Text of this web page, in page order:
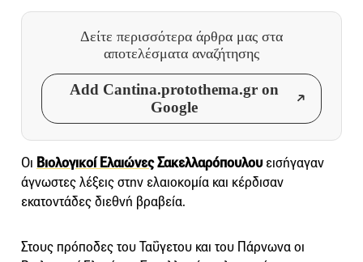
Δείτε περισσότερα άρθρα μας στα
αποτελέσματα αναζήτησης
Add Cantina.protothema.gr on
Google
Οι Βιολογικοί ΕλαιώνεςΣακελλαρόπουλου εισήγαγαν
άγνωστες λέξεις στην ελαιοκομία και κέρδισαν
εκατοντάδες διεθνή βραβεία.
Στους πρόποδες του Ταΰγετου και του Πάρνωνα οι